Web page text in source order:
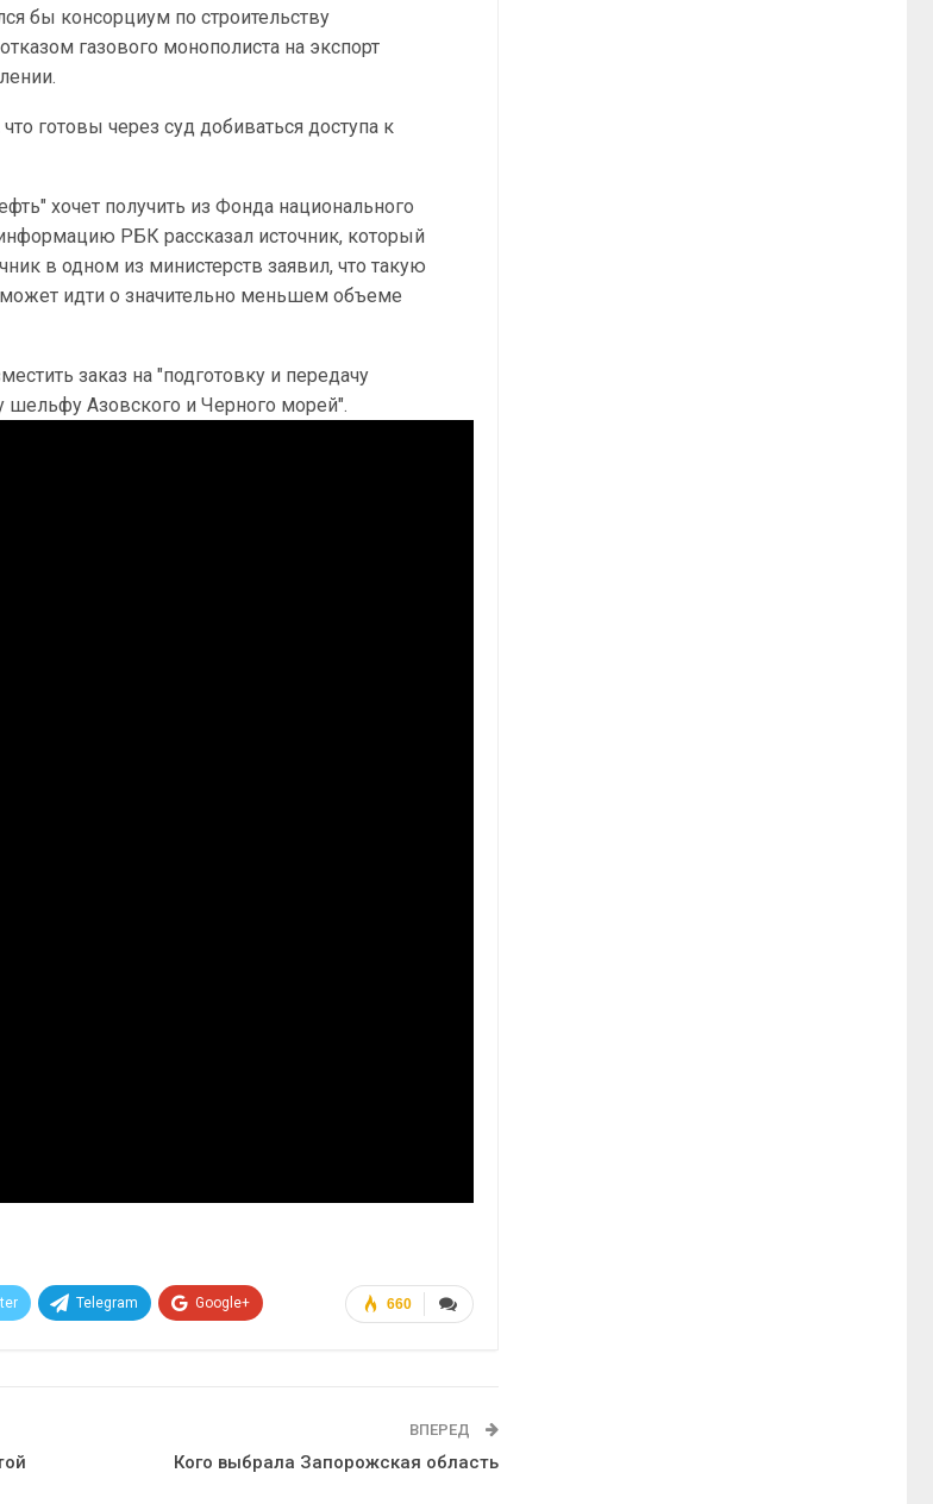
бы консорциум по строительству
газового монополиста на экспорт
готовы через суд добиваться доступа к
хочет получить из Фонда национального
РБК рассказал источник, который
в одном из министерств заявил, что такую
идти о значительно меньшем объеме
заказ на "подготовку и передачу
Азовского и Черного морей".
660
Telegram Google+
ВПЕРЕД
Кого выбрала Запорожская область